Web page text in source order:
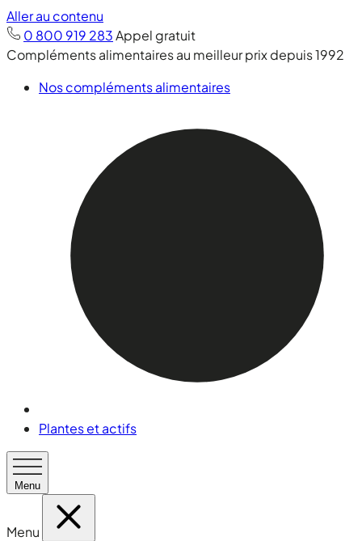
Aller au contenu
0 800 919 283Appel gratuit
Compléments alimentaires au meilleur prix depuis 1992
Nos compléments alimentaires
Plantes et actifs
Menu
Menu